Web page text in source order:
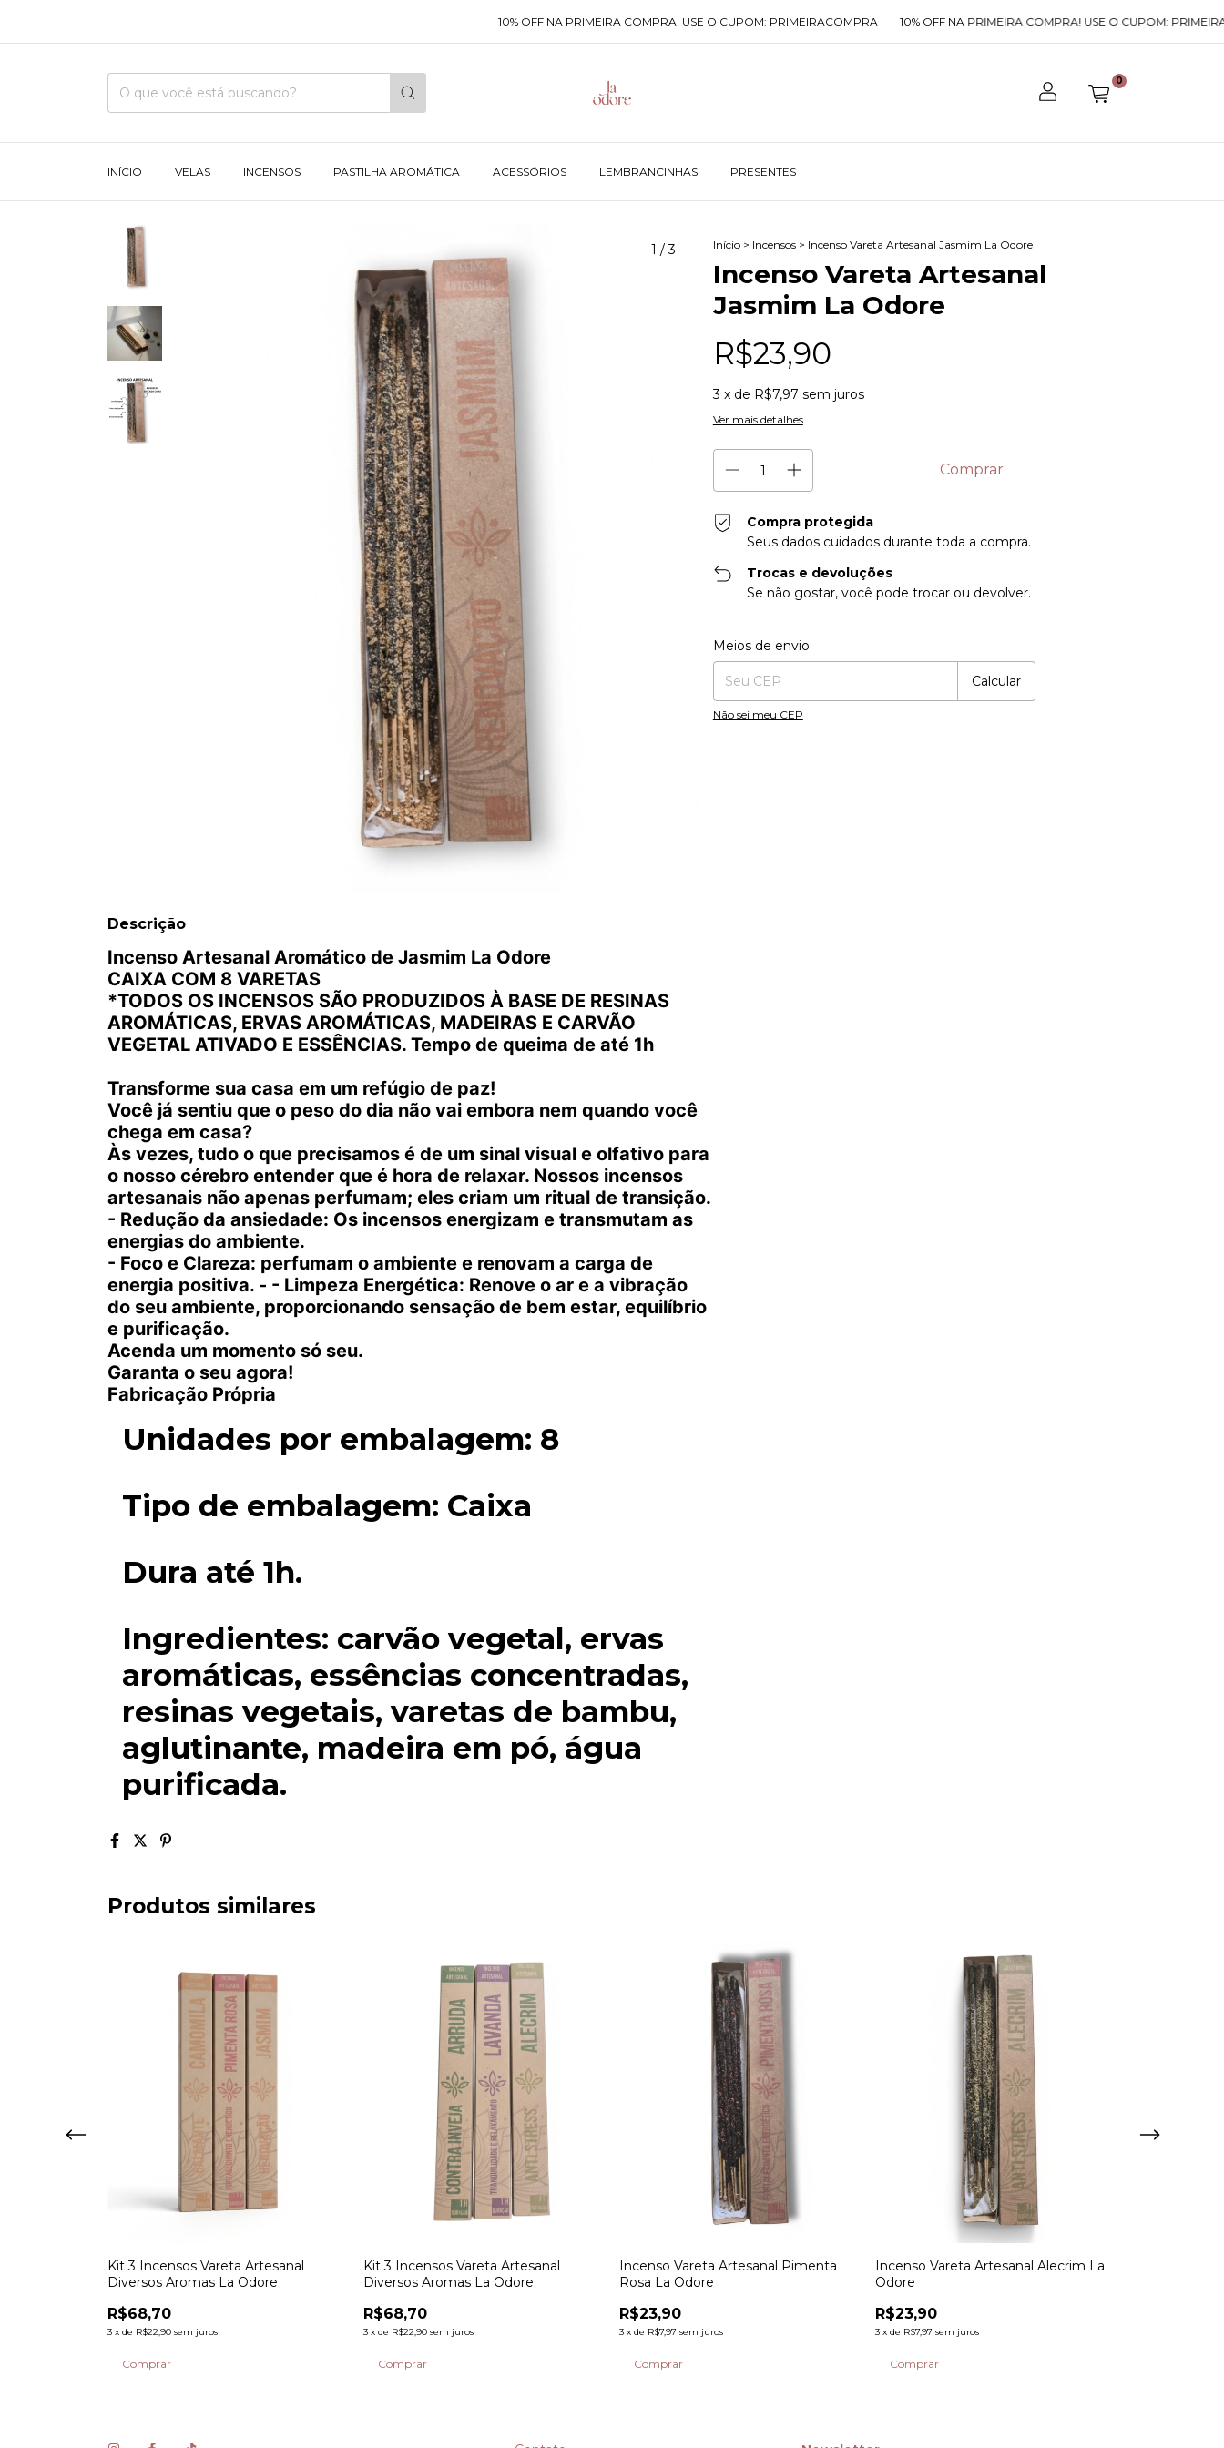
10% OFF NA PRIMEIRA COMPRA! USE O CUPOM: PRIMEIRACOMPRA 10% OFF NA PRIMEIRA COMPRA! USE O CUPOM:
0
INÍCIO VELAS INCENSOS PASTILHA AROMÁTICA ACESSÓRIOS LEMBRANCINHAS PRESENTES
1 /3 Início > Incensos > Incenso Vareta Artesanal Jasmim La Odore
Incenso Vareta Artesanal
Jasmim La Odore
R$23,90
3 x de R$7,97 sem juros
Ver mais detalhes
Compra protegida
Seus dados cuidados durante toda a compra.
Trocas e devoluções
Se não gostar, você pode trocar ou devolver.
Entregas para o CEP:
Meios de envio
Calcular
Não sei meu CEP
Descrição
Incenso Artesanal Aromático de Jasmim La Odore
CAIXA COM 8 VARETAS
*TODOS OS INCENSOS SÃO PRODUZIDOS À BASE DE RESINAS
AROMÁTICAS, ERVAS AROMÁTICAS, MADEIRAS E CARVÃO
VEGETAL ATIVADO E ESSÊNCIAS. Tempo de queima de até 1h
Transforme sua casa em um refúgio de paz!
Você já sentiu que o peso do dia não vai embora nem quando você
chega em casa?
Às vezes, tudo o que precisamos é de um sinal visual e olfativo para
o nosso cérebro entender que é hora de relaxar. Nossos incensos
artesanais não apenas perfumam; eles criam um ritual de transição.
- Redução da ansiedade: Os incensos energizam e transmutam as
energias do ambiente.
- Foco e Clareza: perfumam o ambiente e renovam a carga de
energia positiva. - - Limpeza Energética: Renove o ar e a vibração
do seu ambiente, proporcionando sensação de bem estar, equilíbrio
e purificação.
Acenda um momento só seu.
Garanta o seu agora!
Fabricação Própria
Unidades por embalagem: 8
Tipo de embalagem: Caixa
Dura até 1h.
Ingredientes: carvão vegetal, ervas
aromáticas, essências concentradas,
resinas vegetais, varetas de bambu,
aglutinante, madeira em pó, água
purificada.
Produtos similares
Kit 3 Incensos Vareta Artesanal
Diversos Aromas La Odore
R$68,70
3 x de R$22,90 sem juros
Kit 3 Incensos Vareta Artesanal
Diversos Aromas La Odore.
R$68,70
3 x de R$22,90 sem juros
Incenso Vareta Artesanal Pimenta
Rosa La Odore
R$23,90
3 x de R$7,97 sem juros
Incenso Vareta Artesanal Alecrim La
Odore
R$23,90
3 x de R$7,97 sem juros